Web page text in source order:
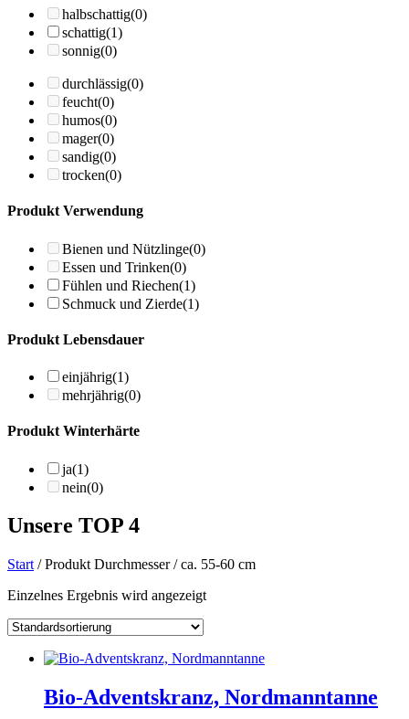
halbschattig(0)
schattig(1)
sonnig(0)
durchlässig(0)
feucht(0)
humos(0)
mager(0)
sandig(0)
trocken(0)
Produkt Verwendung
Bienen und Nützlinge(0)
Essen und Trinken(0)
Fühlen und Riechen(1)
Schmuck und Zierde(1)
Produkt Lebensdauer
einjährig(1)
mehrjährig(0)
Produkt Winterhärte
ja(1)
nein(0)
Unsere TOP 4
Start / Produkt Durchmesser / ca. 55-60 cm
Einzelnes Ergebnis wird angezeigt
Bio-Adventskranz, Nordmanntanne